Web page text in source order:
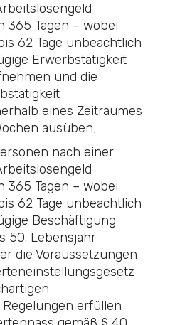
365 Tagen – wobei
62 Tage unbeachtlich
Erwerbstätigkeit
und die
eines Zeitraumes
ausüben;
nach einer
365 Tagen – wobei
62 Tage unbeachtlich
Beschäftigung
50. Lebensjahr
die Voraussetzungen
erfüllen